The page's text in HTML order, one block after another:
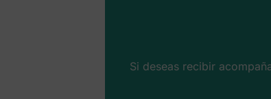
Si deseas recibir